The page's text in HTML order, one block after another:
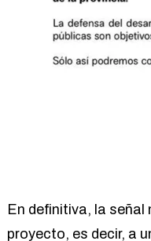
En definitiva, la
proyecto, es decir, a